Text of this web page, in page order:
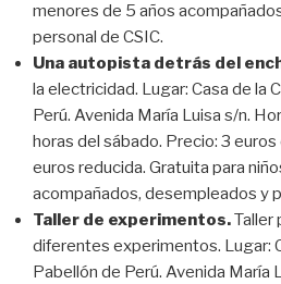
menores de 5 años
personal de CSIC.
Una autopista detrás del
la electricidad. Lugar: Casa de la
Perú. Avenida María Luisa s/n.
horas del sábado. Precio: 3
euros reducida. Gratuita para
acompañados, desempleados y
Taller de experimentos.Taller
diferentes experimentos. Lugar:
Pabellón de Perú. Avenida María